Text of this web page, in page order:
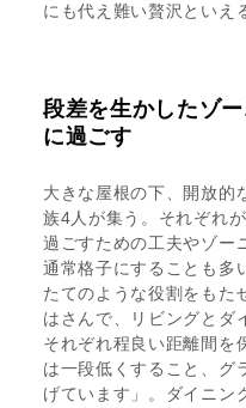
にも代え難い贅沢といえ
段差を生かしたゾ
に過ごす
大きな屋根の下、開放的
族4人が集う。それぞれ
過ごすための工夫やゾー
通常格子にすることも多
たてのような役割をもた
はさんで、リビングとダ
それぞれ程良い距離間を
は一段低くすること、グ
げています」。ダイニン